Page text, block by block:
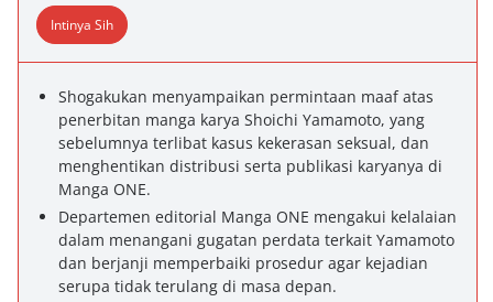
Intinya Sih
Shogakukan menyampaikan permintaan maaf atas
penerbitan manga karya Shoichi Yamamoto, yang
sebelumnya terlibat kasus kekerasan seksual, dan
menghentikan distribusi serta publikasi karyanya di
Manga ONE.
Departemen editorial Manga ONE mengakui kelalaian
dalam menangani gugatan perdata terkait Yamamoto
dan berjanji memperbaiki prosedur agar kejadian
serupa tidak terulang di masa depan.